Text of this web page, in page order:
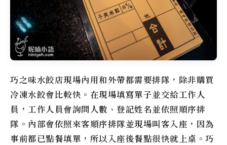
巧之味水餃店現場內用和外帶都需要排隊，除非購買
冷凍水餃會比較快。在現場填寫單子並交給工作人
員，工作人員會詢問人數、登記姓名並依照順序排
隊。內部會依照來客順序排隊並現場叫客入座，因為
事前都已點餐填單，所以入座後餐點很快就上桌。巧